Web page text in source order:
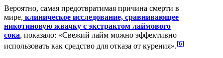
Вероятно, самая предотвратимая причина смерти в
мире, клиническое исследование, сравнивающее
никотиновую жвачку с экстрактом лаймового
сока, показало: «Свежий лайм можно эффективно
использовать как средство для отказа от курения».[6]